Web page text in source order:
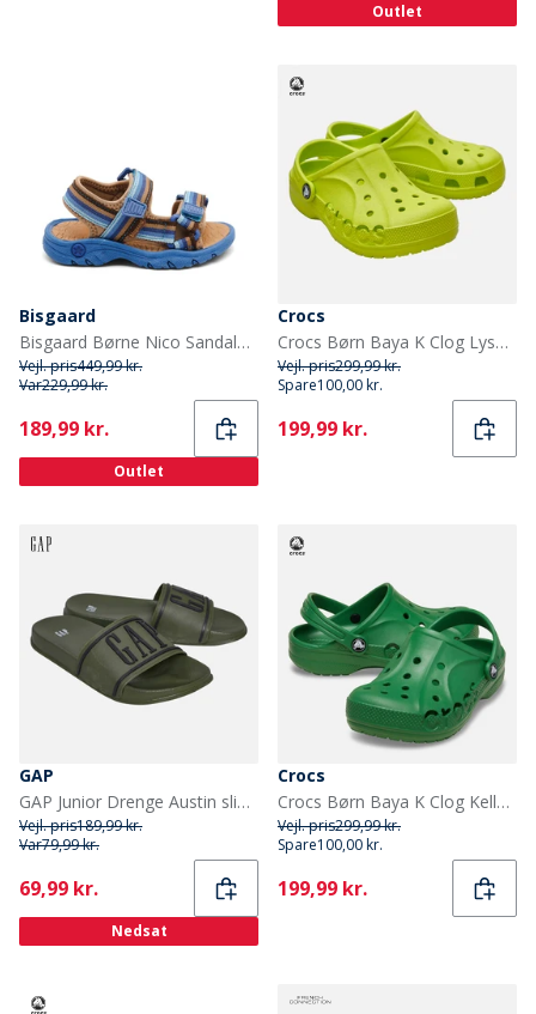
Outlet
Bisgaard
Bisgaard Børne Nico Sandaler Cobalt Mix
Vejl. pris449,99 kr.
Var229,99 kr.
Current
189,99 kr.
Outlet
Crocs
Crocs Børn Baya K Clog Lyse Rosa Lime Punch
Vejl. pris299,99 kr.
Spare100,00 kr.
Current
199,99 kr.
GAP
GAP Junior Drenge Austin sliders oliven/sort Olive Black
Vejl. pris189,99 kr.
Var79,99 kr.
Current
69,99 kr.
Nedsat
Crocs
Crocs Børn Baya K Clog Kelly Green
Vejl. pris299,99 kr.
Spare100,00 kr.
Current
199,99 kr.